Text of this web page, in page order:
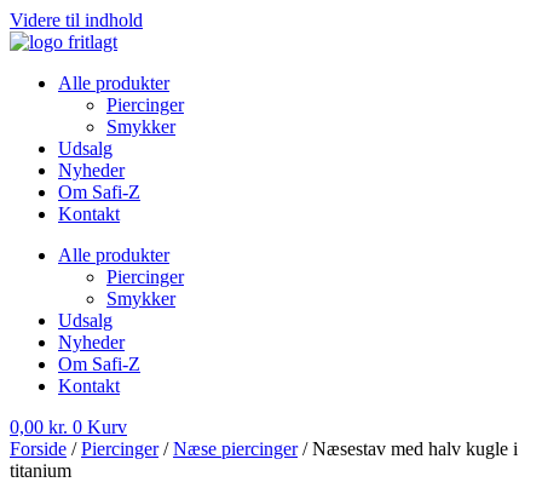
Videre til indhold
Alle produkter
Piercinger
Smykker
Udsalg
Nyheder
Om Safi-Z
Kontakt
Alle produkter
Piercinger
Smykker
Udsalg
Nyheder
Om Safi-Z
Kontakt
0,00 kr. 0 Kurv
Forside /Piercinger/Næse piercinger/ Næsestav med halv kugle i
titanium